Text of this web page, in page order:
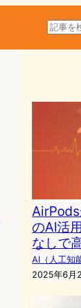
検
索
のAI活
なしで
AI（人工知
2025年6月